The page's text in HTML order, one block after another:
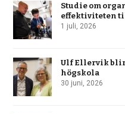
Studie om
effektiviteten
1 juli, 2026
Ulf Ellervik
högskola
30 juni, 2026